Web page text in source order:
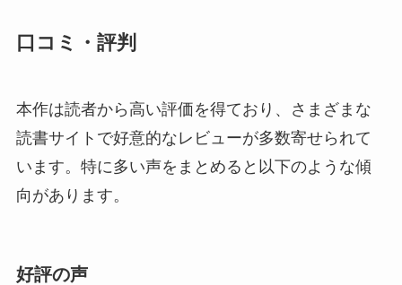
口コミ・評判
本作は読者から高い評価を得ており、さまざまな
読書サイトで好意的なレビューが多数寄せられて
います。特に多い声をまとめると以下のような傾
向があります。
好評の声